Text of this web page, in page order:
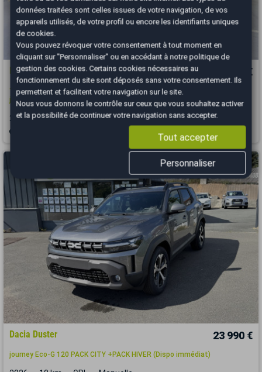
Dacia Duster 10 490 €
1.0 Tce 100 Essentiel / Essence et GPL / Garantie constructeur
jusqu'au...
2020 85317 km GPL Manuelle
Dacia Duster 23 990 €
journey Eco-G 120 PACK CITY +PACK HIVER (Dispo immédiat)
données traitées sont celles issues de votre navigation, de vos
appareils utilisés, de votre profil ou encore les identifiants uniques
de cookies.
Vous pouvez révoquer votre consentement à tout moment en
cliquant sur "Personnaliser" ou en accédant à notre politique de
gestion des cookies. Certains cookies nécessaires au
fonctionnement du site sont déposés sans votre consentement. Ils
permettent et facilitent votre navigation sur le site.
Nous vous donnons le contrôle sur ceux que vous souhaitez activer
et la possibilité de continuer votre navigation sans accepter.
Tout accepter
Personnaliser